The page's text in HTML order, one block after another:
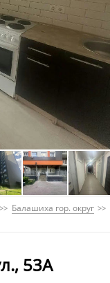
Балашиха гор. округ
53А